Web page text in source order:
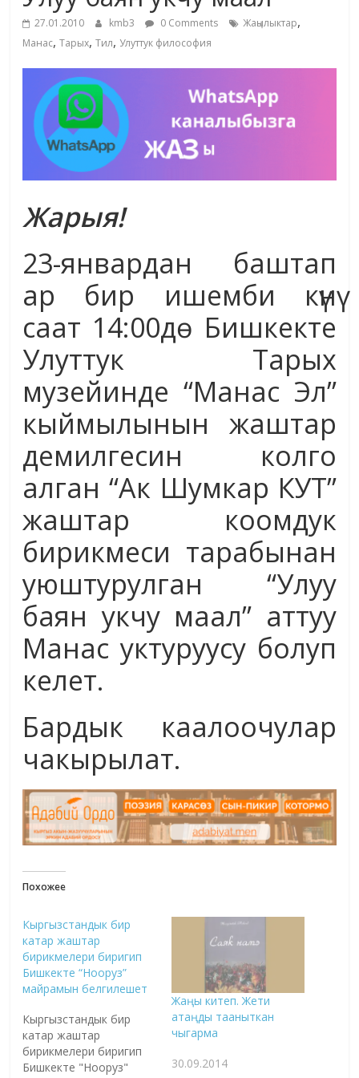
маданияты
жана
27.01.2010 kmb3 0 Comments Жаңылыктар,
Манас,Тарых,Тил, Улуттук философия
Жарыя!
23-январдан баштап
ар бир ишемби күнү
саат 14:00дө Бишкекте
Улуттук Тарых
музейинде “Манас Эл”
кыймылынын жаштар
демилгесин колго
алган “Ак Шумкар КУТ”
жаштар коомдук
бирикмеси тарабынан
уюштурулган “Улуу
баян укчу маал” аттуу
Манас уктуруусу болуп
келет.
Бардык каалоочулар
чакырылат.
Похожее
Кыргызстандык бир
катар жаштар
бирикмелери биригип
Бишкекте “Нооруз”
майрамын белгилешет
Кыргызстандык бир
катар жаштар
бирикмелери биригип
Бишкекте "Нооруз"
Жаңы китеп. Жети
атаңды тааныткан
чыгарма
30.09.2014